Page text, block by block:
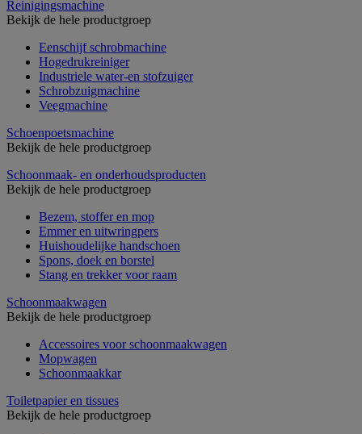
Reinigingsmachine
Bekijk de hele productgroep
Eenschijf schrobmachine
Hogedrukreiniger
Industriele water-en stofzuiger
Schrobzuigmachine
Veegmachine
Schoenpoetsmachine
Bekijk de hele productgroep
Schoonmaak- en onderhoudsproducten
Bekijk de hele productgroep
Bezem, stoffer en mop
Emmer en uitwringpers
Huishoudelijke handschoen
Spons, doek en borstel
Stang en trekker voor raam
Schoonmaakwagen
Bekijk de hele productgroep
Accessoires voor schoonmaakwagen
Mopwagen
Schoonmaakkar
Toiletpapier en tissues
Bekijk de hele productgroep